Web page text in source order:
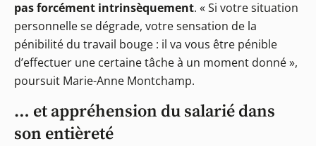
pas forcément intrinsèquement. « Si votre situation
personnelle se dégrade, votre sensation de la
pénibilité du travail bouge : il va vous être pénible
d’effectuer une certaine tâche à un moment donné »,
poursuit Marie-Anne Montchamp.
… et appréhension du salarié dans
son entièreté